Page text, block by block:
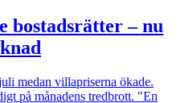
bostadsrätter – nu
medan villapriserna ökade.
på månadens tredbrott. "En